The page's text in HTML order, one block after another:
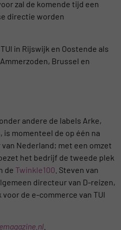
zal de komende tijd een
directie worden
in Rijswijk en Oostende als
Brussel en
andere de labels Arke,
is momenteel de op één na
Nederland; met een omzet
het bedrijf de tweede plek
de Twinkle100 . Steven van
directeur van D-reizen,
de e-commerce van TUI